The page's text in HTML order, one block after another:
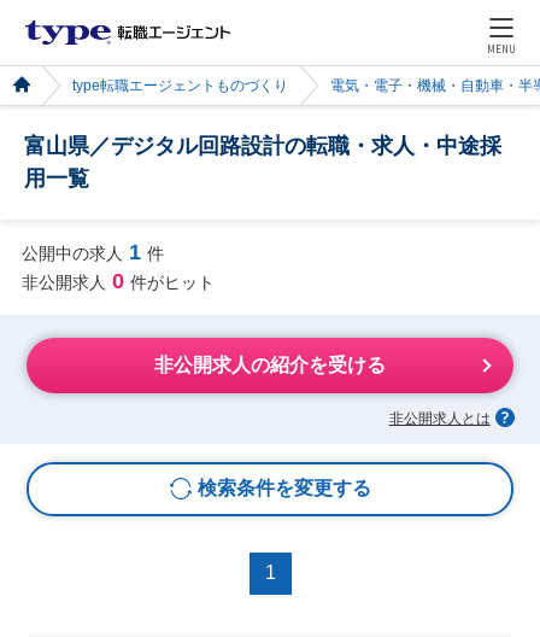
MENU
type転職エージェントものづくり 電気・電子・機械・自動車・半
富山県／デジタル回路設計の転職・求人・中途採
用一覧
公開中の求人 1 件
非公開求人 0 件がヒット
非公開求人の紹介を受ける
非公開求人とは
検索条件を変更する
1